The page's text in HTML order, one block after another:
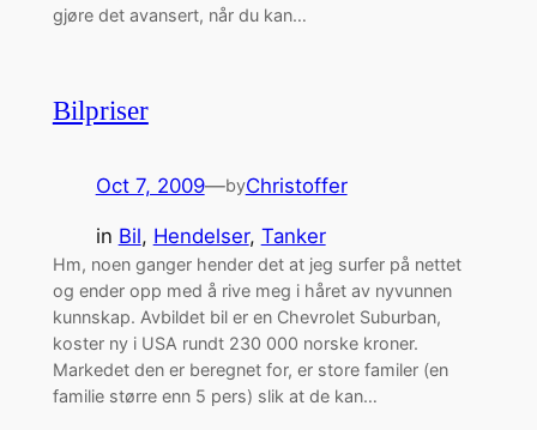
gjøre det avansert, når du kan…
Bilpriser
Oct 7, 2009—byChristoffer
in Bil, Hendelser, Tanker
Hm, noen ganger hender det at jeg surfer på nettet
og ender opp med å rive meg i håret av nyvunnen
kunnskap. Avbildet bil er en Chevrolet Suburban,
koster ny i USA rundt 230 000 norske kroner.
Markedet den er beregnet for, er store familer (en
familie større enn 5 pers) slik at de kan…